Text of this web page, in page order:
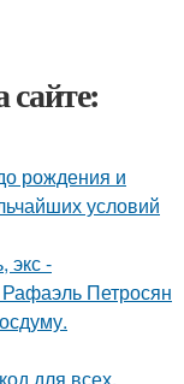
сайте:
рождения и
условий
экс -
Петросян
для всех,